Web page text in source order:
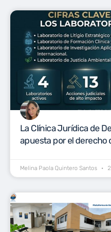
La Clínica Jurídica de
apuesta por el derecho
Melina Paola Quintero Santos